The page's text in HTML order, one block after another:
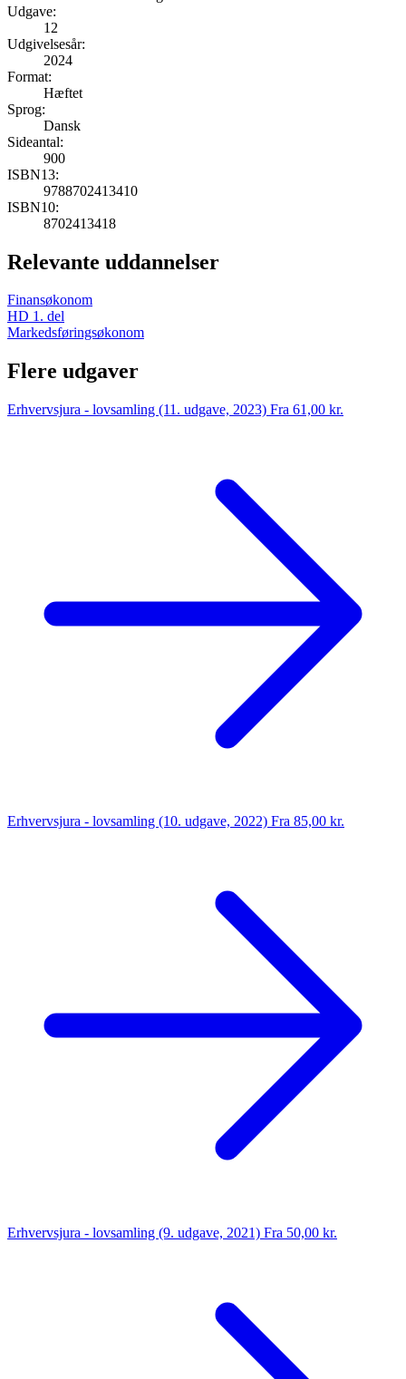
Udgave:
12
Udgivelsesår:
2024
Format:
Hæftet
Sprog:
Dansk
Sideantal:
900
ISBN13:
9788702413410
ISBN10:
8702413418
Relevante uddannelser
Finansøkonom
HD 1. del
Markedsføringsøkonom
Flere udgaver
Erhvervsjura - lovsamling (11. udgave, 2023) Fra 61,00 kr.
Erhvervsjura - lovsamling (10. udgave, 2022) Fra 85,00 kr.
Erhvervsjura - lovsamling (9. udgave, 2021) Fra 50,00 kr.